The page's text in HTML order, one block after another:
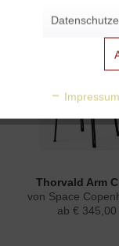
Thorvald Arm
von Space
ab € 345,00
Personalisierung
Service
Impressum